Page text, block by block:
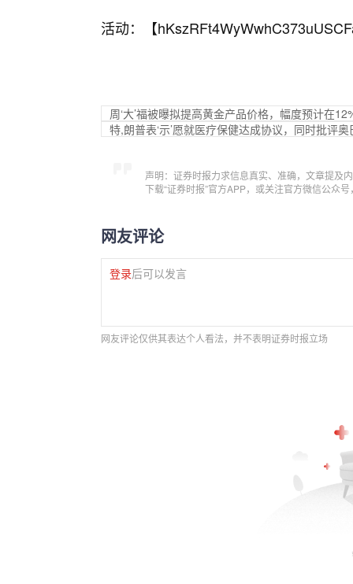
活动：【
周‘大’福被曝拟提高黄金产品价格，幅度预计在
特,朗普表‘示’愿就医疗保健达成协议，同时批评
声明：证券时报力求信息真实、准确，文章提及
下载“证券时报”官方APP，或关注官方微信公众
网友评论
登录后可以发言
网友评论仅供其表达个人看法，并不表明证券时报立场